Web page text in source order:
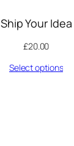
Ship Your Idea
£20.00
Select options